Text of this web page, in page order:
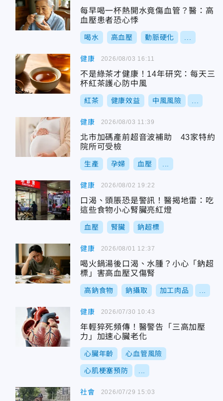
每早喝一杯熱開水竟傷血管？醫：高
血壓患者恐心悸
喝水 高血壓 動脈硬化
健康
不是綠茶才健康！14年研究：每天三
杯紅茶護心防中風
紅茶 健康效益 中風風險
2026/08/03 16:11
健康
北市加碼產前超音波補助 43家特約
院所可受檢
生產 孕婦 血壓
2026/08/03 11:39
健康
口渴、頭脹恐是警訊！醫揭地雷：吃
這些食物小心腎臟亮紅燈
血壓 腎臟 鈉超標
2026/08/02 19:22
健康
喝火鍋湯後口渴、水腫？小心「鈉超
標」害高血壓又傷腎
高鈉食物 鈉攝取 加工肉品
2026/08/01 12:37
健康
年輕猝死頻傳！醫警告「三高加壓
力」加速心臟老化
心臟年齡 心血管風險
心肌梗塞預防
2026/07/30 10:43
社會 2026/07/29 15:03